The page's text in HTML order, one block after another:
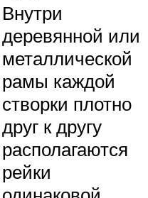
Внутри
деревянной или
металлической
рамы каждой
створки плотно
друг к другу
располагаются
рейки